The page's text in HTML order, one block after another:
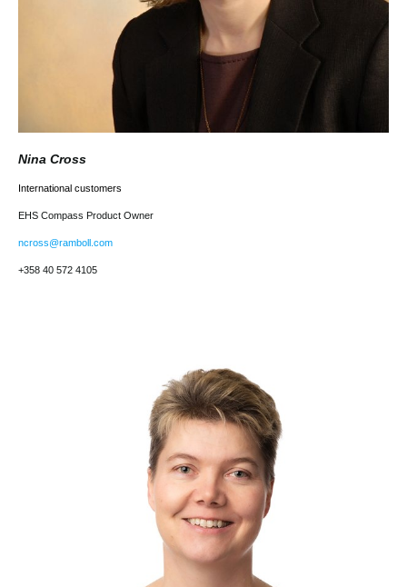
Nina Cross
International customers
EHS Compass Product Owner
ncross@ramboll.com
+358 40 572 4105